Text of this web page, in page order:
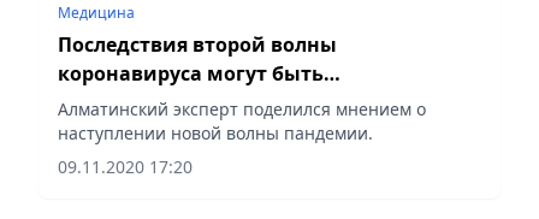
Медицина
Последствия второй волны
коронавируса могут быть
разрушительными
Алматинский эксперт поделился мнением о
наступлении новой волны пандемии.
09.11.2020 17:20